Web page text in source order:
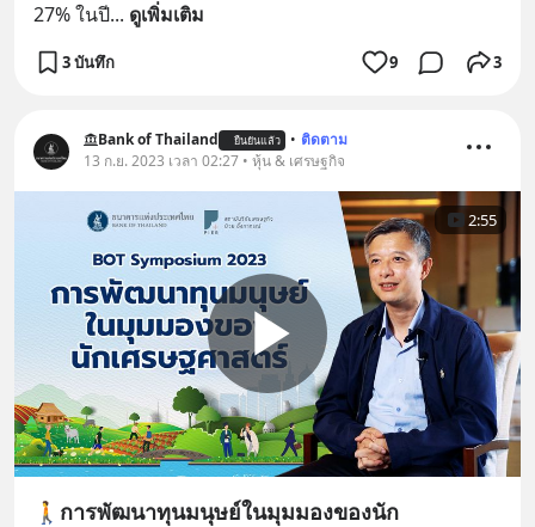
27% ในปี... ดูเพิ่มเติม
3 บันทึก 9 3
Bank of Thailand ยืนยันแล้ว • ติดตาม
13 ก.ย. 2023 เวลา 02:27 • หุ้น & เศรษฐกิจ
2:55
🚶การพัฒนาทุนมนุษย์ในมุมมองของนัก